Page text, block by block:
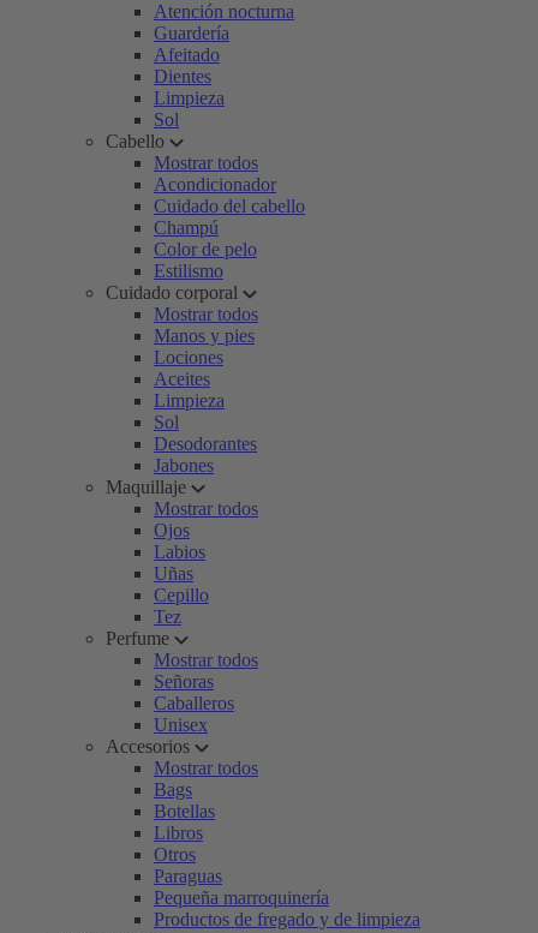
Atención nocturna
Guardería
Afeitado
Dientes
Limpieza
Sol
Cabello
Mostrar todos
Acondicionador
Cuidado del cabello
Champú
Color de pelo
Estilismo
Cuidado corporal
Mostrar todos
Manos y pies
Lociones
Aceites
Limpieza
Sol
Desodorantes
Jabones
Maquillaje
Mostrar todos
Ojos
Labios
Uñas
Cepillo
Tez
Perfume
Mostrar todos
Señoras
Caballeros
Unisex
Accesorios
Mostrar todos
Bags
Botellas
Libros
Otros
Paraguas
Pequeña marroquinería
Productos de fregado y de limpieza